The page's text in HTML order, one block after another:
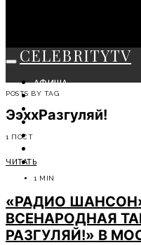
CELEBRITYTV
АФИША
СОБЫТИЯ
КРАСОТА
МОДА
СОВЕТЫ ЭКСПЕРТОВ
POSTS BY TAG
ЭэххРазгуляй!
1 ПОСТ
ЧИТАТЬ
1 MIN
«РАДИО
ВСЕНАРОДНАЯ
РАЗГУЛЯЙ!» В